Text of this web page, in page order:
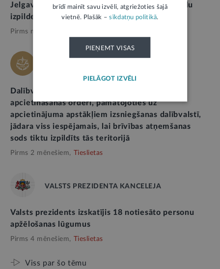
Jelgavas cietuma slēgšana turpina Latvijas sodu
izpildes sistēmas modernizāciju
Pirms mēneša,
Dalībvalstij, kas atsakās izpildīt Eiropas
apcietināšanas orderi, pamatojoties uz
apcietinājuma apstākļiem izsniegšanas dalībvalstī,
jādara viss iespējamais, lai brīvības atņemšanas
sods tiktu izpildīts tās teritorijā
Pirms 2 mēnešiem, Tieslietas
VALSTS PREZIDENTA KANCELEJA
Valsts prezidents izskatījis 18 notiesāto personu
apžēlošanas lūgumus
Pirms 4 mēnešiem, Tieslietas
Viss par šo tēmu
brīdī mainīt savu izvēli, atgriežoties šajā
vietnē. Plašāk –sīkdatņu politikā.
PIEŅEMT VISAS
PIELĀGOT IZVĒLI